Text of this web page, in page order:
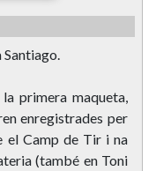
Santiago.
primera maqueta,
enregistrades per
el Camp de Tir i na
(també en Toni